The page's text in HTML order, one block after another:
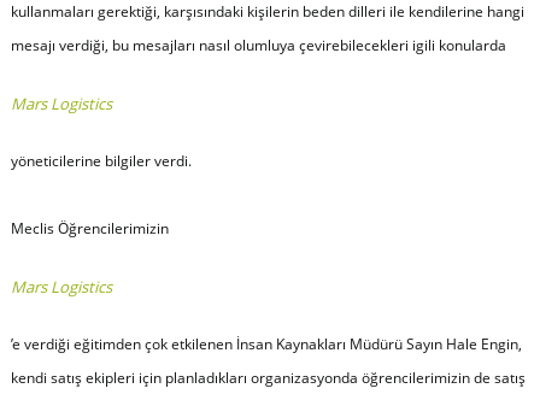
kullanmaları gerektiği, karşısındaki kişilerin beden dilleri ile kendilerine hangi
mesajı verdiği, bu mesajları nasıl olumluya çevirebilecekleri igili konularda
Mars Logistics
yöneticilerine bilgiler verdi.
Meclis Öğrencilerimizin
Mars Logistics
’e verdiği eğitimden çok etkilenen İnsan Kaynakları Müdürü Sayın Hale Engin,
kendi satış ekipleri için planladıkları organizasyonda öğrencilerimizin de satış